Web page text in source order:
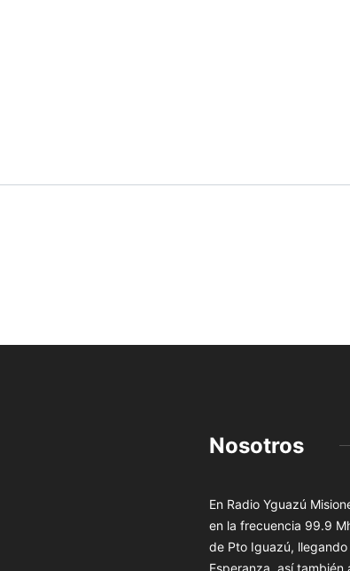
Nosotros
En Radio Yguazú
en la frecuencia 99.9
de Pto Iguazú,
Esperanza, así